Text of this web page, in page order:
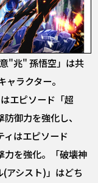
"兆" 孫悟空」は共
ラクター。
はエピソード「超
御力を強化し、
ィはエピソード
力を強化。「破壊神
アシスト)」はどち